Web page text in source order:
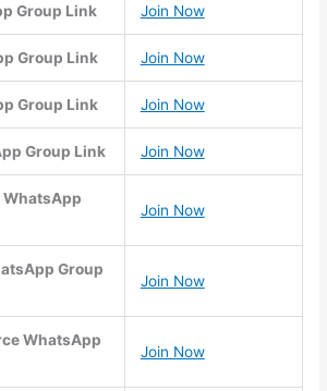
Group Link Join Now
Group Link Join Now
Group Link Join Now
Group Link Join Now
WhatsApp
Join Now
Group
Join Now
WhatsApp
Join Now